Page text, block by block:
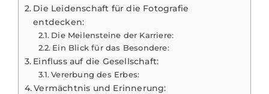
Die Leidenschaft für die Fotografie
entdecken:
Die Meilensteine der Karriere:
Ein Blick für das Besondere:
Einfluss auf die Gesellschaft:
Vererbung des Erbes:
Vermächtnis und Erinnerung: